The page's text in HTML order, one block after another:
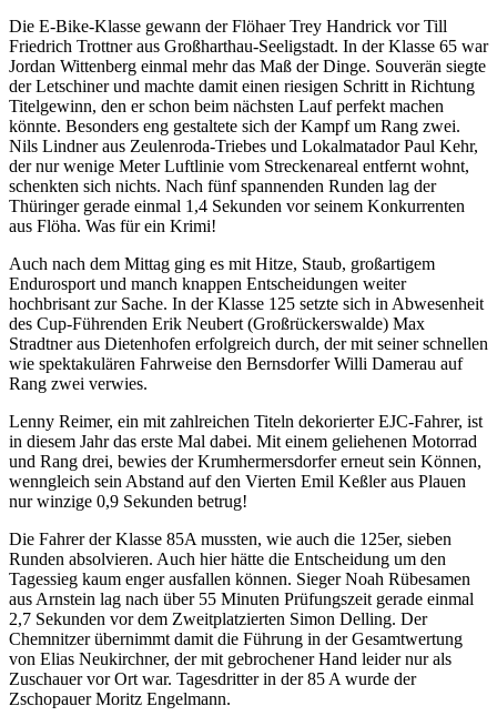
Die E-Bike-Klasse gewann der Flöhaer Trey Handrick vor Till
Friedrich Trottner aus Großharthau-Seeligstadt. In der Klasse 65 war
Jordan Wittenberg einmal mehr das Maß der Dinge. Souverän siegte
der Letschiner und machte damit einen riesigen Schritt in Richtung
Titelgewinn, den er schon beim nächsten Lauf perfekt machen
könnte. Besonders eng gestaltete sich der Kampf um Rang zwei.
Nils Lindner aus Zeulenroda-Triebes und Lokalmatador Paul Kehr,
der nur wenige Meter Luftlinie vom Streckenareal entfernt wohnt,
schenkten sich nichts. Nach fünf spannenden Runden lag der
Thüringer gerade einmal 1,4 Sekunden vor seinem Konkurrenten
aus Flöha. Was für ein Krimi!
Auch nach dem Mittag ging es mit Hitze, Staub, großartigem
Endurosport und manch knappen Entscheidungen weiter
hochbrisant zur Sache. In der Klasse 125 setzte sich in Abwesenheit
des Cup-Führenden Erik Neubert (Großrückerswalde) Max
Stradtner aus Dietenhofen erfolgreich durch, der mit seiner schnellen
wie spektakulären Fahrweise den Bernsdorfer Willi Damerau auf
Rang zwei verwies.
Lenny Reimer, ein mit zahlreichen Titeln dekorierter EJC-Fahrer, ist
in diesem Jahr das erste Mal dabei. Mit einem geliehenen Motorrad
und Rang drei, bewies der Krumhermersdorfer erneut sein Können,
wenngleich sein Abstand auf den Vierten Emil Keßler aus Plauen
nur winzige 0,9 Sekunden betrug!
Die Fahrer der Klasse 85A mussten, wie auch die 125er, sieben
Runden absolvieren. Auch hier hätte die Entscheidung um den
Tagessieg kaum enger ausfallen können. Sieger Noah Rübesamen
aus Arnstein lag nach über 55 Minuten Prüfungszeit gerade einmal
2,7 Sekunden vor dem Zweitplatzierten Simon Delling. Der
Chemnitzer übernimmt damit die Führung in der Gesamtwertung
von Elias Neukirchner, der mit gebrochener Hand leider nur als
Zuschauer vor Ort war. Tagesdritter in der 85 A wurde der
Zschopauer Moritz Engelmann.